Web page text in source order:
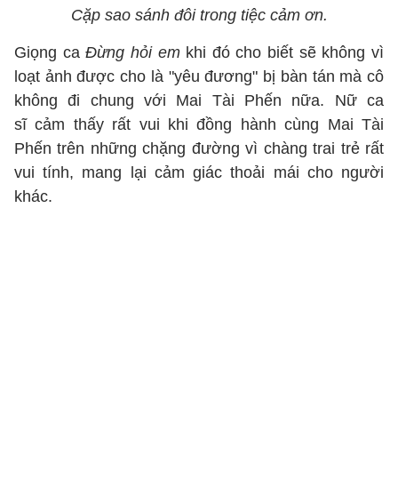
Cặp sao sánh đôi trong tiệc cảm ơn.
Giọng caĐừng hỏi emkhi đó cho biết sẽ không vì
loạt ảnh được cho là "yêu đương" bị bàn tán mà cô
không đi chung với Mai Tài Phến nữa. Nữ ca
sĩ cảm thấy rất vui khi đồng hành cùng Mai Tài
Phến trên những chặng đường vì chàng trai trẻ rất
vui tính, mang lại cảm giác thoải mái cho người
khác.